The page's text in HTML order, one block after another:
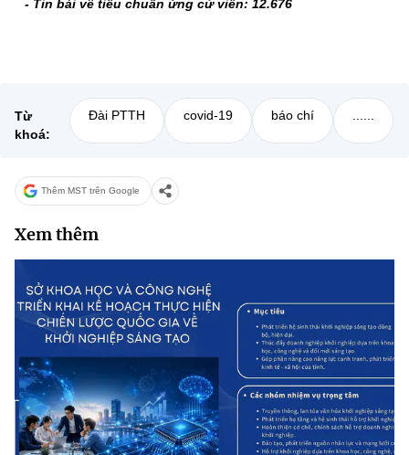
- Tin bài về tiêu chuẩn ứng cử viên: 12.676
Từ
khoá:
Đài PTTH covid-19 báo chí
Thêm MST trên Google
Xem thêm